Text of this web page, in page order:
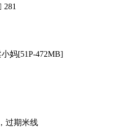
281
妈[51P-472MB]
过期米线